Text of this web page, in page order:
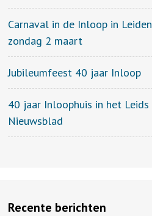
Carnaval in de Inloop in Leiden
zondag 2 maart
Jubileumfeest 40 jaar Inloop
40 jaar Inloophuis in het Leids
Nieuwsblad
Recente berichten